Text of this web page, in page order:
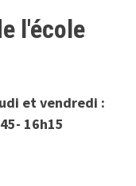
l'école
et vendredi :
16h15